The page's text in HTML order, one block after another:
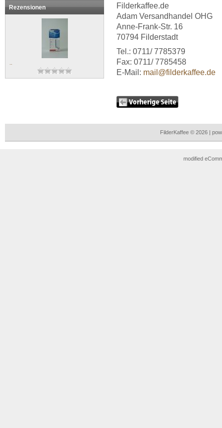
Rezensionen
Filderkaffee.de
Adam Versandhandel OHG
Anne-Frank-Str. 16
70794 Filderstadt
Tel.: 0711/ 7785379
Fax: 0711/ 7785458
E-Mail: mail@filderkaffee.de
FilderKaffee © 2026 |
modified